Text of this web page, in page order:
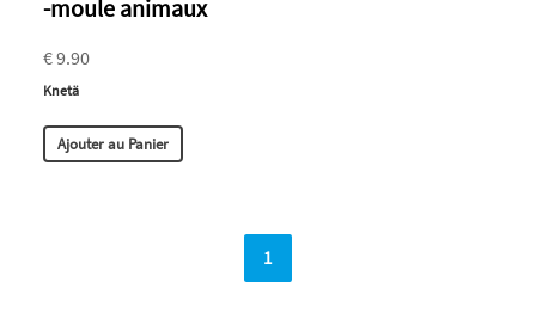
-moule animaux
€ 9.90
Knetä
Ajouter au Panier
1